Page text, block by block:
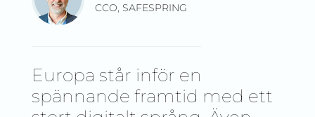
CCO, SAFESPRING
Europa står inför en
spännande framtid med ett